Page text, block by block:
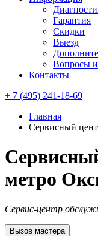
Гарантия
Скидки
Выезд
Вопросы
Контакты
+ 7 (495) 241-18-69
Главная
Сервисный
метро
Сервис-центр
Вызов мастера